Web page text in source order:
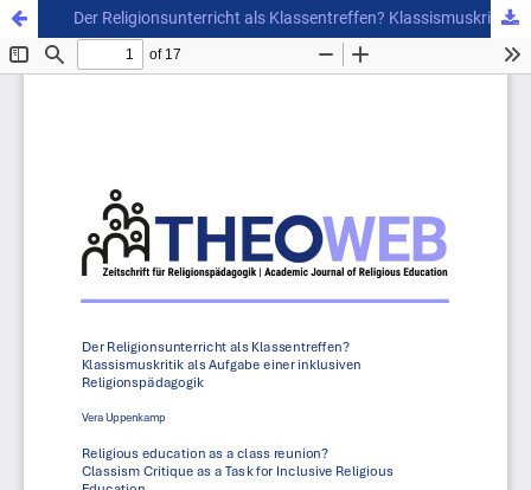
Der Religionsunterricht als Klassentreffen? Klassismuskritik als Aufgabe einer inklusiven Religionspädagogik